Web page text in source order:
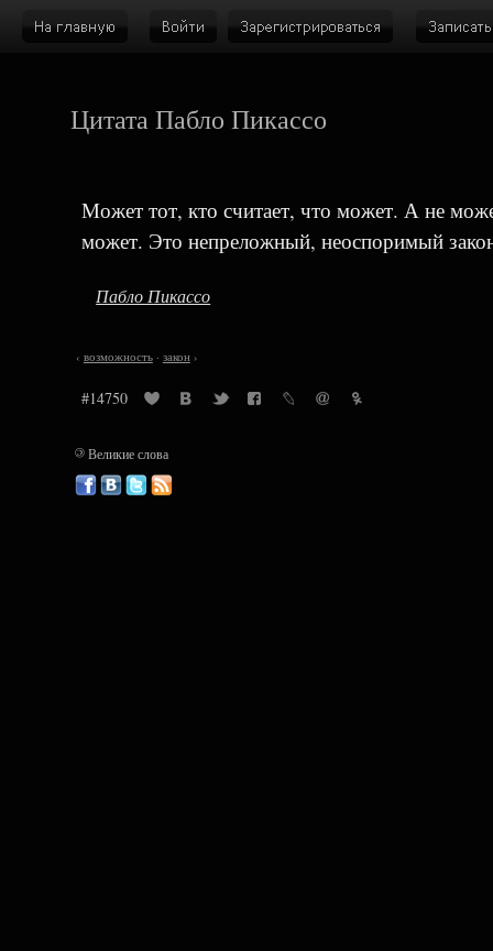
Цитата Пабло Пикассо
Может тот, кто считает, что может. А не
может. Это непреложный, неоспоримый
Пабло Пикассо
‹ возможность· закон›
#14750
©Великие слова